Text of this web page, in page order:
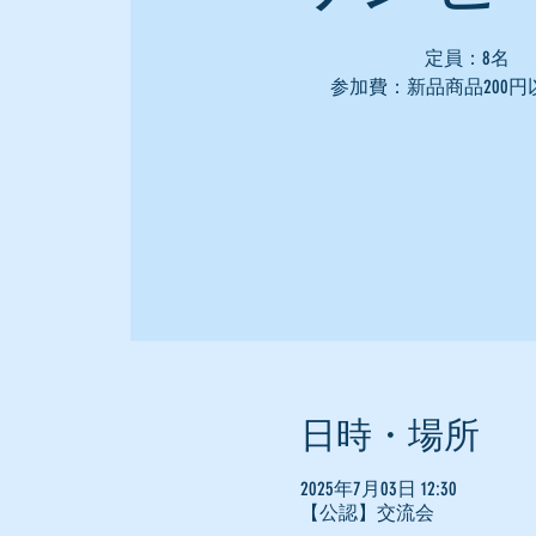
定員：8名
参加費：新品商品200円
日時・場所
2025年7月03日 12:30
【公認】交流会